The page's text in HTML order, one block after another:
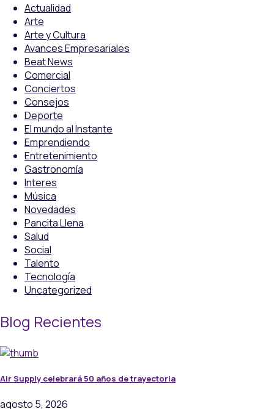
Actualidad
Arte
Arte y Cultura
Avances Empresariales
Beat News
Comercial
Conciertos
Consejos
Deporte
El mundo al Instante
Emprendiendo
Entretenimiento
Gastronomía
Interes
Música
Novedades
Pancita Llena
Salud
Social
Talento
Tecnología
Uncategorized
Blog Recientes
Air Supply celebrará 50 años de trayectoria
agosto 5, 2026